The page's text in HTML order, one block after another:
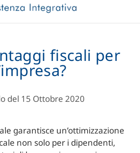
fiscali per
del 15 Ottobre 2020
garantisce un’ottimizzazione
non solo per i dipendenti,